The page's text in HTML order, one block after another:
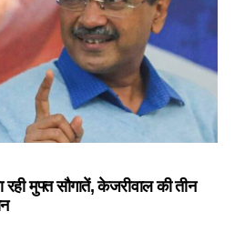
रही मुफ्त सौगातें, केजरीवाल की तीन